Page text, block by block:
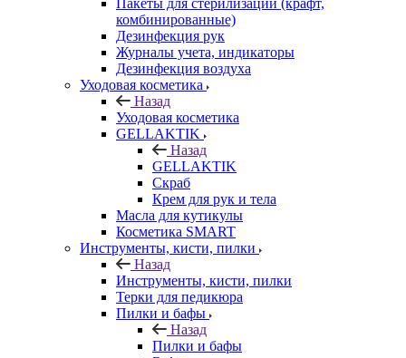
Пакеты для стерилизации (крафт,
комбинированные)
Дезинфекция рук
Журналы учета, индикаторы
Дезинфекция воздуха
Уходовая косметика
Назад
Уходовая косметика
GELLAKTIK
Назад
GELLAKTIK
Скраб
Крем для рук и тела
Масла для кутикулы
Косметика SMART
Инструменты, кисти, пилки
Назад
Инструменты, кисти, пилки
Терки для педикюра
Пилки и бафы
Назад
Пилки и бафы